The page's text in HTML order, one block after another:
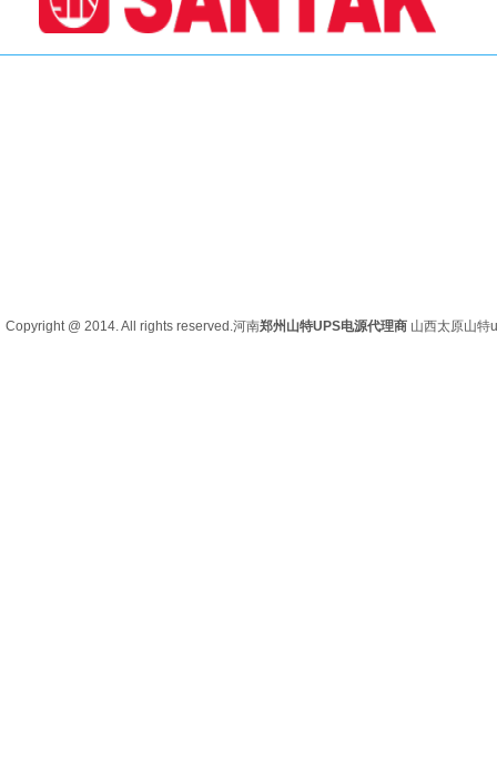
Copyright @ 2014. All rights reserved.河南郑州山特UPS电源代理商 山西太原山特